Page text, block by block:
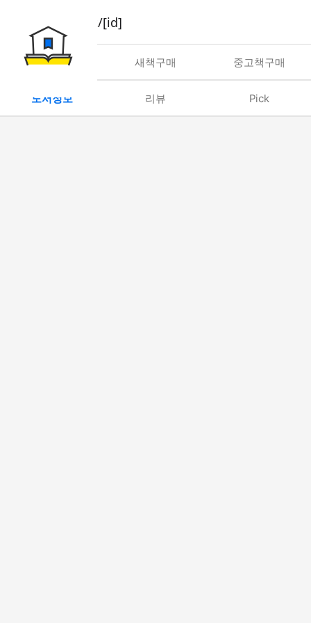
book/rent/[id]
대여 새책구매 중고책구매
도서정보 리뷰 Pick